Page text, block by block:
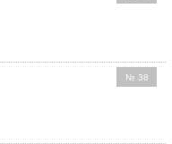
№ 38